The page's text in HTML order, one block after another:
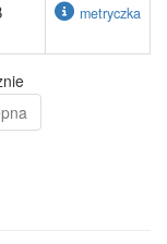
metryczka